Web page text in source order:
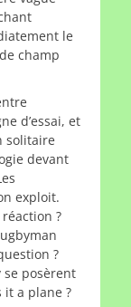
le
champ
d’essai, et
solitaire
devant
exploit.
?
?
se posèrent
it a plane ?